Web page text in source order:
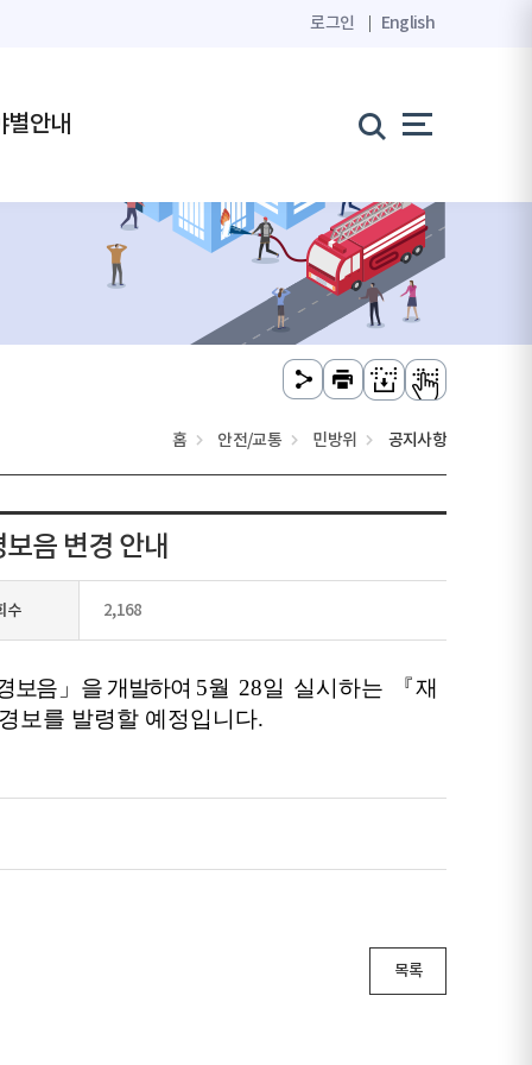
로그인 English
별안내
홈 안전/교통 민방위 공지사항
음 변경 안내
수 2,168
보음」을 개발하여 5월 28일 실시하는 『재
경보를 발령할 예정입니다.
목록